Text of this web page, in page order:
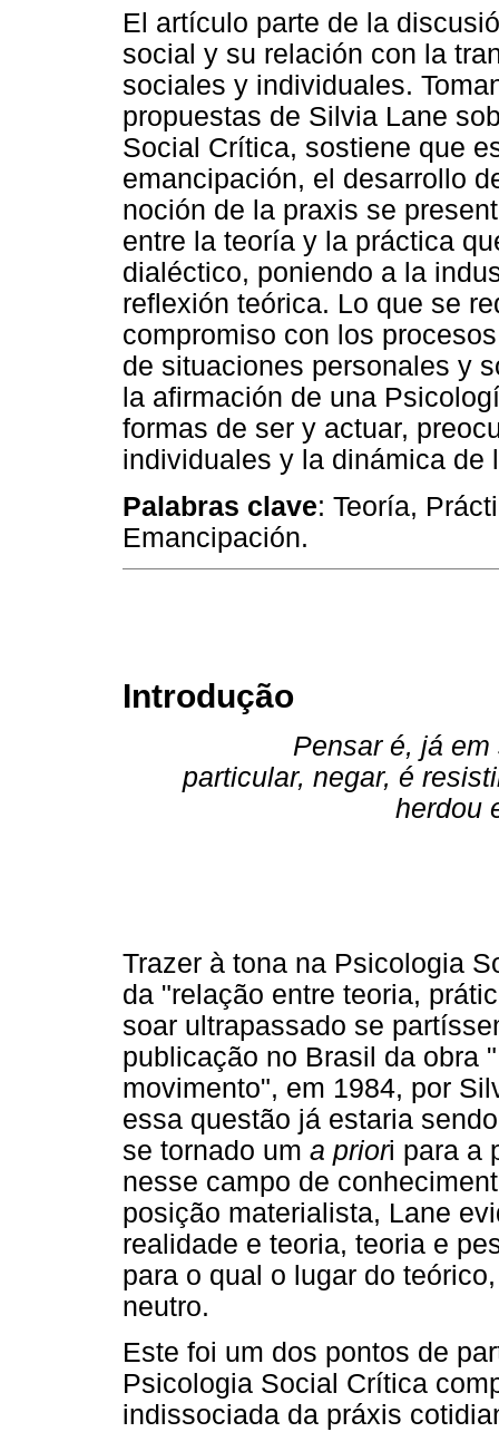
El artículo parte de la
social y su relación con la
sociales y individuales.
propuestas de Silvia Lane
Social Crítica, sostiene que
emancipación, el desarrollo
noción de la praxis se
entre la teoría y la práctica
dialéctico, poniendo a la
reflexión teórica. Lo que se
compromiso con los
de situaciones personales y
la afirmación de una
formas de ser y actuar,
individuales y la dinámica de
Palabras clave: Teoría,
Emancipación.
Introdução
Pensar é, já
particular, negar, é
herdou
Trazer à tona na Psicologia
da "relação entre teoria,
soar ultrapassado se
publicação no Brasil da obra
movimento", em 1984, por
essa questão já estaria
se tornado um a priori para a
nesse campo de
posição materialista, Lane
realidade e teoria, teoria e
para o qual o lugar do
neutro.
Este foi um dos pontos de
Psicologia Social Crítica
indissociada da práxis